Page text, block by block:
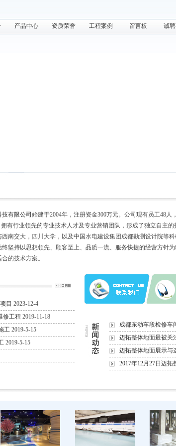
产品中心 资质荣誉 工程案例 留言板 诚
有限公司 始建于2004年，注册资金300万元。公司现有员工48人
有行业领先的专业技术人才及专业营销团队，形成了独立自主
南交大，四川大学，以及中国水电建设集团成都勘测设计院等
坚持以思想领先、顾客至上、品质一流、服务快捷的经营方针
的技术方案。
目 2023-12-4
修工程 2019-11-18
工 2019-5-15
2019-5-15
迈拓整体地面最被关